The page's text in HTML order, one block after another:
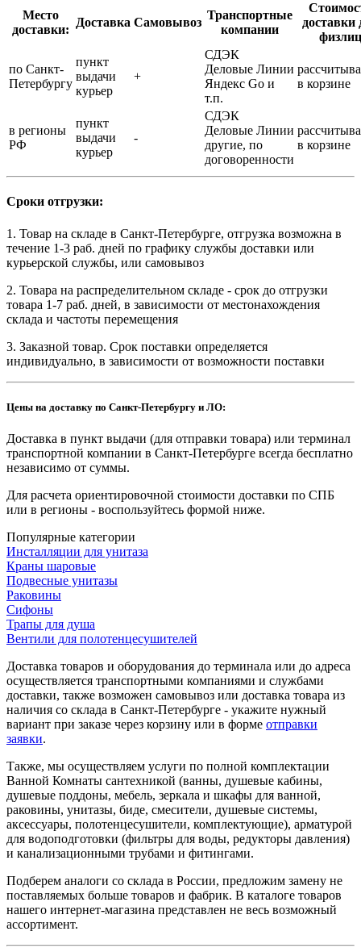
Место
доставки:
Доставка Самовывоз
Транспортные
компании
доставки
физлиц
по Санкт-
Петербургу
пункт
выдачи
курьер
+
СДЭК
Деловые Линии
Яндекс Go и
т.п.
в корзине
в регионы
РФ
пункт
выдачи
курьер
-
СДЭК
Деловые Линии
другие, по
договоренности
в корзине
Сроки отгрузки:
1. Товар на складе в Санкт-Петербурге, отгрузка возможна в
течение 1-3 раб. дней по графику службы доставки или
курьерской службы, или самовывоз
2. Товара на распределительном складе - срок до отгрузки
товара 1-7 раб. дней, в зависимости от местонахождения
склада и частоты перемещения
3. Заказной товар. Срок поставки определяется
индивидуально, в зависимости от возможности поставки
Цены на доставку по Санкт-Петербургу и ЛО:
Доставка в пункт выдачи (для отправки товара) или терминал
транспортной компании в Санкт-Петербурге всегда бесплатно
независимо от суммы.
Для расчета ориентировочной стоимости доставки по СПБ
или в регионы - воспользуйтесь формой ниже.
Популярные категории
Инсталляции для унитаза
Краны шаровые
Подвесные унитазы
Раковины
Сифоны
Трапы для душа
Вентили для полотенцесушителей
Доставка товаров и оборудования до терминала или до адреса
осуществляется транспортными компаниями и службами
доставки, также возможен самовывоз или доставка товара из
наличия со склада в Санкт-Петербурге - укажите нужный
вариант при заказе через корзину или в форме отправки
заявки.
Также, мы осуществляем услуги по полной комплектации
Ванной Комнаты сантехникой (ванны, душевые кабины,
душевые поддоны, мебель, зеркала и шкафы для ванной,
раковины, унитазы, биде, смесители, душевые системы,
аксессуары, полотенцесушители, комплектующие), арматурой
для водоподготовки (фильтры для воды, редукторы давления)
и канализационными трубами и фитингами.
Подберем аналоги со склада в России, предложим замену не
поставляемых больше товаров и фабрик. В каталоге товаров
нашего интернет-магазина представлен не весь возможный
ассортимент.